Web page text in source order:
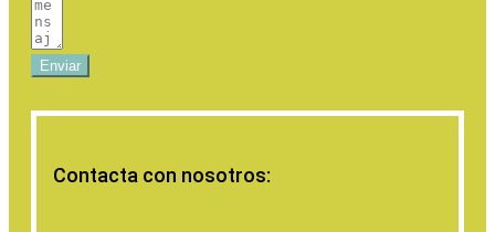
Enviar
Contacta con nosotros: